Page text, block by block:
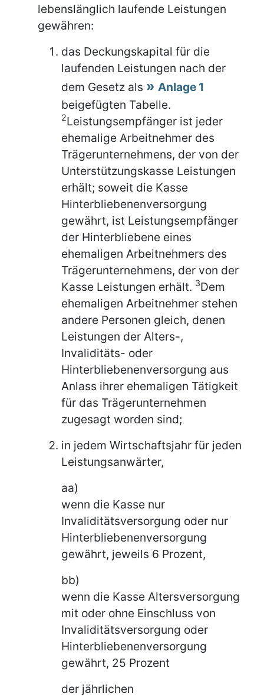
lebenslänglich laufende Leistungen
gewähren:
das Deckungskapital für die
laufenden Leistungen nach der
dem Gesetz als
Anlage 1
beigefügten Tabelle.
2Leistungsempfänger ist jeder
ehemalige Arbeitnehmer des
Trägerunternehmens, der von der
Unterstützungskasse Leistungen
erhält; soweit die Kasse
Hinterbliebenenversorgung
gewährt, ist Leistungsempfänger
der Hinterbliebene eines
ehemaligen Arbeitnehmers des
Trägerunternehmens, der von der
Kasse Leistungen erhält. 3Dem
ehemaligen Arbeitnehmer stehen
andere Personen gleich, denen
Leistungen der Alters-,
Invaliditäts- oder
Hinterbliebenenversorgung aus
Anlass ihrer ehemaligen Tätigkeit
für das Trägerunternehmen
zugesagt worden sind;
in jedem Wirtschaftsjahr für jeden
Leistungsanwärter,
aa)
wenn die Kasse nur
Invaliditätsversorgung oder nur
Hinterbliebenenversorgung
gewährt, jeweils 6 Prozent,
bb)
wenn die Kasse Altersversorgung
mit oder ohne Einschluss von
Invaliditätsversorgung oder
Hinterbliebenenversorgung
gewährt, 25 Prozent
der jährlichen